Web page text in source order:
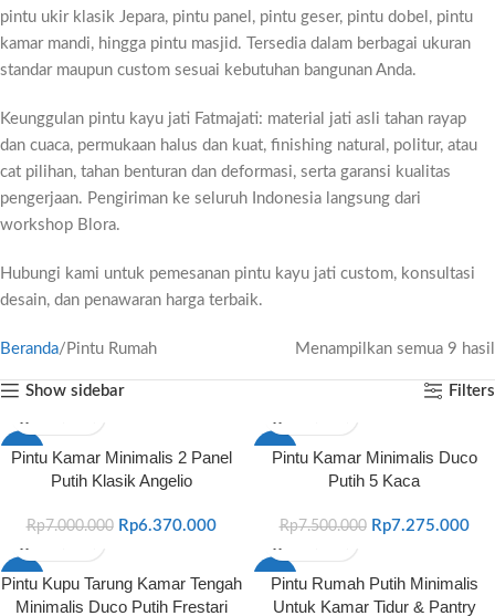
pintu ukir klasik Jepara, pintu panel, pintu geser, pintu dobel, pintu
kamar mandi, hingga pintu masjid. Tersedia dalam berbagai ukuran
standar maupun custom sesuai kebutuhan bangunan Anda.
Keunggulan pintu kayu jati Fatmajati: material jati asli tahan rayap
dan cuaca, permukaan halus dan kuat, finishing natural, politur, atau
cat pilihan, tahan benturan dan deformasi, serta garansi kualitas
pengerjaan. Pengiriman ke seluruh Indonesia langsung dari
workshop Blora.
Hubungi kami untuk pemesanan pintu kayu jati custom, konsultasi
desain, dan penawaran harga terbaik.
Beranda Pintu Rumah Menampilkan semua 9 hasil
Show sidebar Filters
-9%
Pintu Kamar Minimalis 2 Panel
Putih Klasik Angelio
Rp7.000.000 Rp6.370.000
-3%
Pintu Kamar Minimalis Duco
Putih 5 Kaca
Rp7.500.000 Rp7.275.000
-7%
Pintu Kupu Tarung Kamar Tengah
Minimalis Duco Putih Frestari
-6%
Pintu Rumah Putih Minimalis
Untuk Kamar Tidur & Pantry